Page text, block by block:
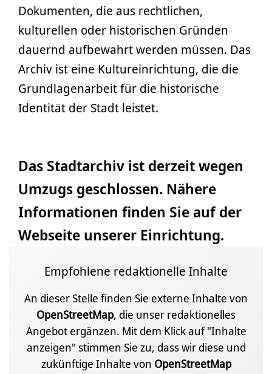
Dokumenten, die aus rechtlichen,
kulturellen oder historischen Gründen
dauernd aufbewahrt werden müssen. Das
Archiv ist eine Kultureinrichtung, die die
Grundlagenarbeit für die historische
Identität der Stadt leistet.
Das Stadtarchiv ist derzeit wegen
Umzugs geschlossen. Nähere
Informationen finden Sie auf der
Webseite unserer Einrichtung.
Empfohlene redaktionelle Inhalte
An dieser Stelle finden Sie externe Inhalte von
OpenStreetMap, die unser redaktionelles
Angebot ergänzen. Mit dem Klick auf "Inhalte
anzeigen" stimmen Sie zu, dass wir diese und
zukünftige Inhalte von OpenStreetMap